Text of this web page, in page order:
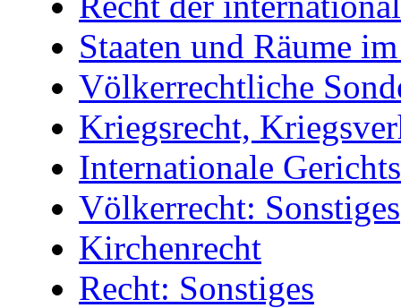
Staaten und Räume
Völkerrechtliche
Kriegsrecht,
Internationale
Völkerrecht: Sonstiges
Kirchenrecht
Recht: Sonstiges